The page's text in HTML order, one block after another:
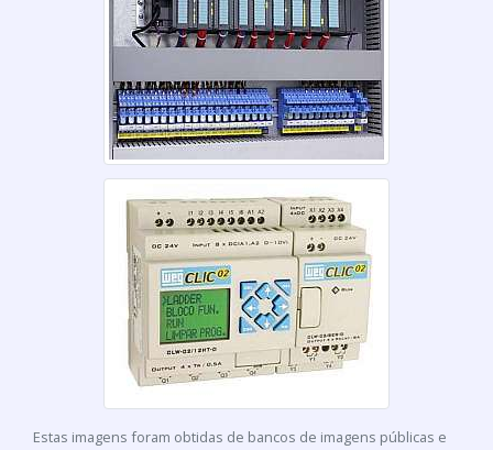
Estas imagens foram obtidas de bancos de imagens públicas e